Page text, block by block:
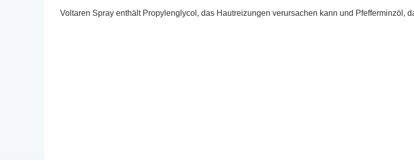
Voltaren Spray enthält Propylenglycol, das Hautreizungen verursachen kann und Pfefferminzöl,